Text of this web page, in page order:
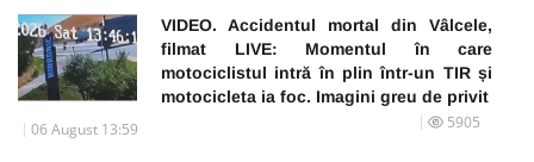
VIDEO. Accidentul mortal din Vâlcele,
filmat LIVE: Momentul în care
motociclistul intră în plin într-un TIR și
motocicleta ia foc. Imagini greu de privit
06 August 13:59 5905